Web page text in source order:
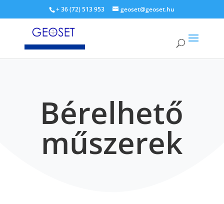
+ 36 (72) 513 953 geoset@geoset.hu
Bérelhető
műszerek